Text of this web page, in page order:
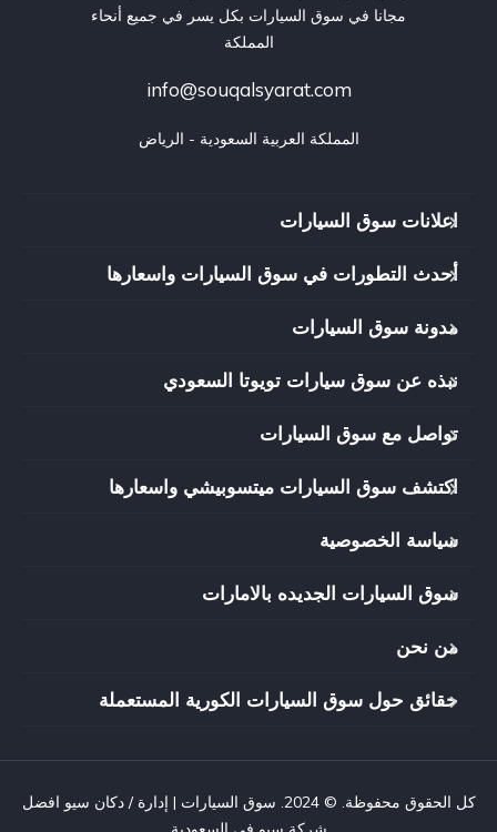
مجانا في سوق السيارات بكل يسر في جميع أنحاء
المملكة
info@souqalsyarat.com
المملكة العربية السعودية - الرياض
اعلانات سوق السيارات
أحدث التطورات في سوق السيارات واسعارها
مدونة سوق السيارات
نبذه عن سوق سيارات تويوتا السعودي
تواصل مع سوق السيارات
اكتشف سوق السيارات ميتسوبيشي واسعارها
سياسة الخصوصية
سوق السيارات الجديده بالامارات
من نحن
حقائق حول سوق السيارات الكورية المستعملة
كل الحقوق محفوظة. © 2024. سوق السيارات | إدارة / دكان سيو افضل